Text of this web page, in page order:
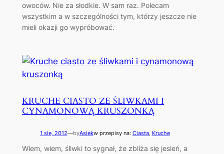
owoców. Nie za słodkie. W sam raz. Polecam
wszystkim a w szczególności tym, którzy jeszcze nie
mieli okazji go wypróbować.
KRUCHE CIASTO ZE ŚLIWKAMI I
CYNAMONOWĄ KRUSZONKĄ
1 sie, 2012—byAsiekw przepisy na: Ciasta, Kruche
Wiem, wiem, śliwki to sygnał, że zbliża się jesień, a